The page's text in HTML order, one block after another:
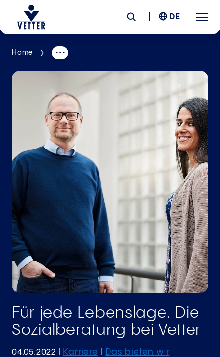
Unternehmen
Verantwortung
Services
Standorte
News & Insights
DE
Home
Für jede Lebenslage. Die
Sozialberatung bei Vetter
04.05.2022 Karriere Das bieten wir